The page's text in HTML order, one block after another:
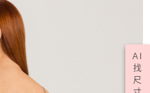
AI
找
尺